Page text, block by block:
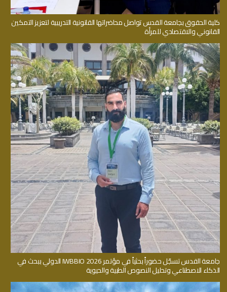
كلية الحقوق بجامعة القدس تواصل محاضراتها القانونية التدريبية لتعزيز التمكين
القانوني والاقتصادي للمرأة
جامعة القدس تسجّل حضوراً بحثياً في مؤتمر IWBBIO 2026 الدولي ببحث في
الذكاء الاصطناعي وتحليل النصوص الطبية والحيوية